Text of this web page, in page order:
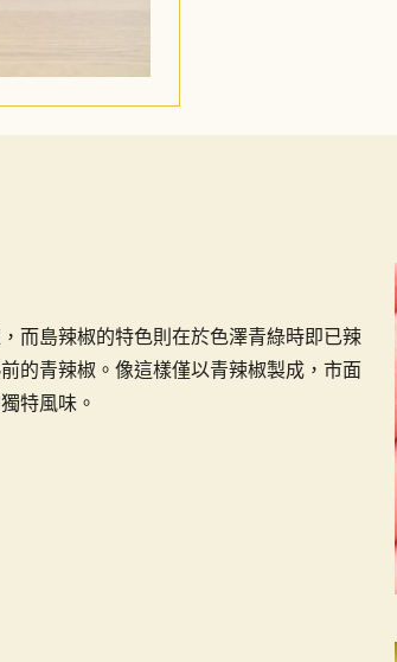
而島辣椒的特色則在於色澤青綠時即已辣
的青辣椒。像這樣僅以青辣椒製成，市面
特風味。